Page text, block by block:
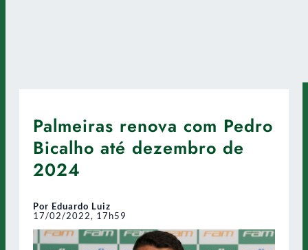
Palmeiras renova com Pedro
Bicalho até dezembro de
2024
Por Eduardo Luiz
17/02/2022, 17h59